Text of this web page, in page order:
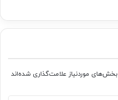
بخش‌های موردنیاز علامت‌گذاری شده‌اند